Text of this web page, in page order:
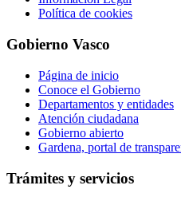
Política de cookies
Gobierno Vasco
Página de inicio
Conoce el Gobierno
Departamentos y entidades
Atención ciudadana
Gobierno abierto
Gardena, portal de
Trámites y servicios